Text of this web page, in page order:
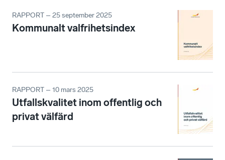
RAPPORT – 25 september 2025
Kommunalt valfrihetsindex
RAPPORT – 10 mars 2025
Utfallskvalitet inom offentlig och
privat välfärd